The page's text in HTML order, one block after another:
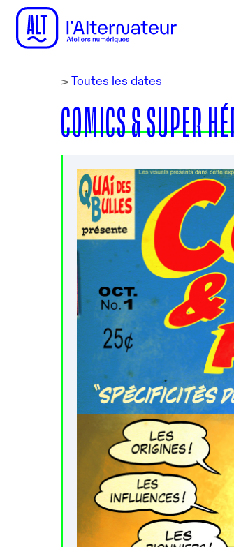
> Toutes les dates
COMICS & SUPER